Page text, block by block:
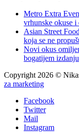
Metro Extra
vrhunske okuse
Asian Street
koja se ne
Novi okus
bogatijem izdanju
Copyright 2026 ©
za marketing
Facebook
Twitter
Mail
Instagram